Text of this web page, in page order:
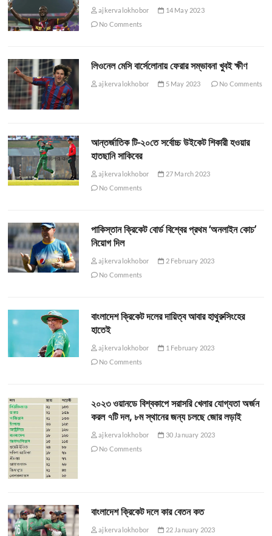
ajkervalokhobor
14 May 2023
No Comments
লিওনেল মেসি বার্সেলোনায় ফেরার সম্ভাবনা খুবই ক্ষীণ
ajkervalokhobor 5 May 2023 No Comments
আন্তর্জাতিক টি-২০তে সর্বোচ্চ উইকেট শিকারী হওয়ার
হাতছানি সাকিবের
ajkervalokhobor
27 March 2023
No Comments
পাকিস্তান ক্রিকেট বোর্ড বিশ্বের প্রথম ‘অনলাইন কোচ’
নিয়োগ দিল
ajkervalokhobor
2 February 2023
No Comments
বাংলাদেশ ক্রিকেট দলের দায়িত্ব আবার হাথুরুসিংহের
হাতেই
ajkervalokhobor
1 February 2023
No Comments
২০২৩ ওয়ানডে বিশ্বকাপে সরাসরি খেলার যোগ্যতা অর্জন
করল ৭টি দল, ৮ম স্থানের জন্য চলছে জোর লড়াই
ajkervalokhobor
30 January 2023
No Comments
বাংলাদেশ ক্রিকেট দলে কার বেতন কত
ajkervalokhobor
22 January 2023